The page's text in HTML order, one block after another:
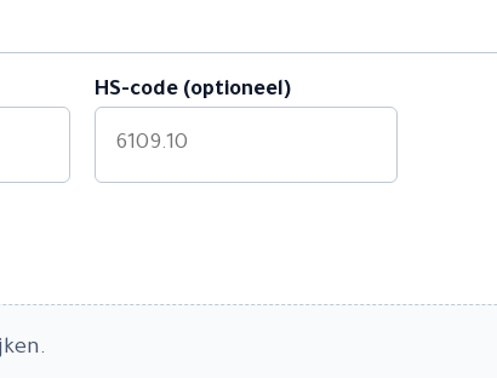
HS-code (optioneel)